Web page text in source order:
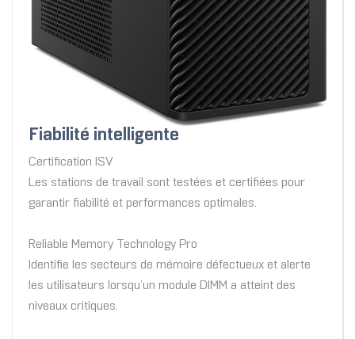
Fiabilité intelligente
Certification ISV
Les stations de travail sont testées et certifiées pour
garantir fiabilité et performances optimales.
Reliable Memory Technology Pro
Identifie les secteurs de mémoire défectueux et alerte
les utilisateurs lorsqu’un module DIMM a atteint des
niveaux critiques.